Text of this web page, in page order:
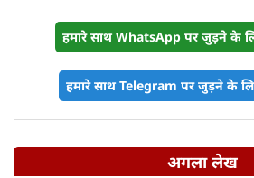
हमारे साथ WhatsApp पर जुड़ने के
हमारे साथ Telegram पर जुड़ने के
अगला लेख